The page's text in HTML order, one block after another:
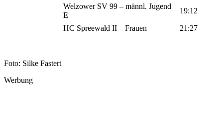
Welzower SV 99 – männl. Jugend
E
19:12
HC Spreewald II – Frauen 21:27
Foto: Silke Fastert
Werbung